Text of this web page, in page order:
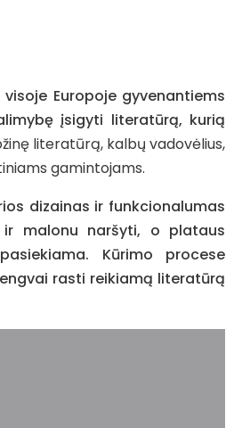
Europoje gyvenantiems
įsigyti literatūrą, kurią
literatūrą, kalbų vadovėlius,
gamintojams.
dizainas ir funkcionalumas
malonu naršyti, o plataus
Kūrimo procese
rasti reikiamą literatūrą